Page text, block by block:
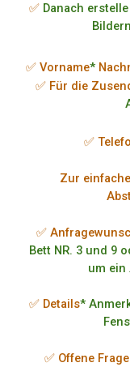
✅ Danach
✅ Vorname*
✅ Für die
✅
Zur
✅
Bett NR. 3 und 9
um ein
✅ Details*
✅ Offene